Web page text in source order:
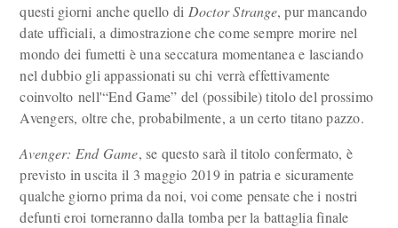
questi giorni anche quello di Doctor Strange, pur mancando
date ufficiali, a dimostrazione che come sempre morire nel
mondo dei fumetti è una seccatura momentanea e lasciando
nel dubbio gli appassionati su chi verrà effettivamente
coinvolto nell'“End Game” del (possibile) titolo del prossimo
Avengers, oltre che, probabilmente, a un certo titano pazzo.
Avenger: End Game, se questo sarà il titolo confermato, è
previsto in uscita il 3 maggio 2019 in patria e sicuramente
qualche giorno prima da noi, voi come pensate che i nostri
defunti eroi torneranno dalla tomba per la battaglia finale